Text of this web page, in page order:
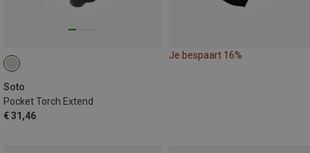
Soto
Pocket Torch Extend
€ 31,46
Je bespaart 16%